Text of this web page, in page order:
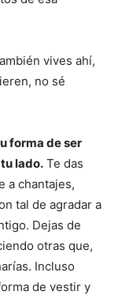
vives ahí,
no sé
forma de ser
lado. Te das
a chantajes,
tal de agradar a
Dejas de
otras que,
Incluso
de vestir y